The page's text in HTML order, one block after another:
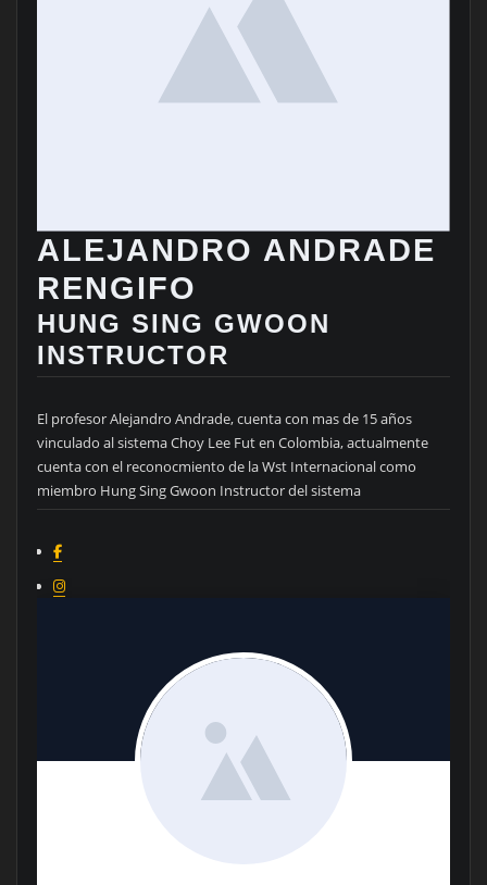
ALEJANDRO ANDRADE
RENGIFO
HUNG SING GWOON
INSTRUCTOR
El profesor Alejandro Andrade, cuenta con mas de 15 años
vinculado al sistema Choy Lee Fut en Colombia, actualmente
cuenta con el reconocmiento de la Wst Internacional como
miembro Hung Sing Gwoon Instructor del sistema